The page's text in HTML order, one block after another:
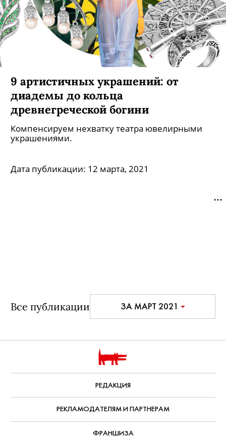
9 артистичных украшений: от
диадемы до кольца
древнегреческой богини
Компенсируем нехватку театра ювелирными
украшениями.
Дата публикации: 12 марта, 2021
Все публикации ЗА МАРТ 2021
РЕДАКЦИЯ
РЕКЛАМОДАТЕЛЯМ И ПАРТНЕРАМ
ФРАНШИЗА